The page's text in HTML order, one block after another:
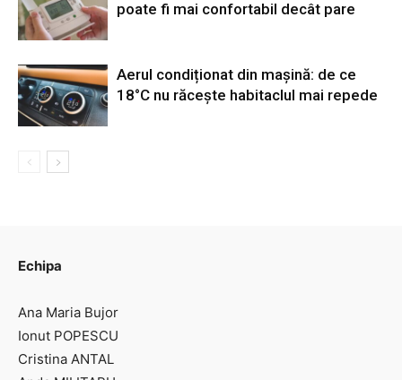
poate fi mai confortabil decât pare
Aerul condiționat din mașină: de ce
18°C nu răcește habitaclul mai repede
Echipa
Ana Maria Bujor
Ionut POPESCU
Cristina ANTAL